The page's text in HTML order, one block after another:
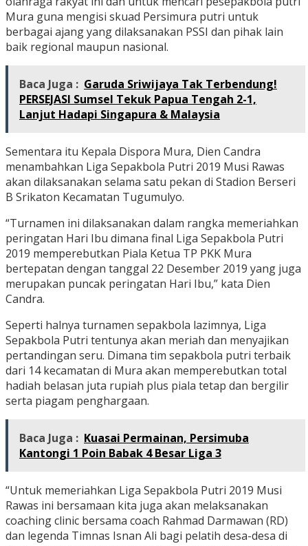
Mura guna mengisi skuad Persimura putri untuk
berbagai ajang yang dilaksanakan PSSI dan pihak lain
baik regional maupun nasional.
Baca Juga : Garuda Sriwijaya Tak Terbendung!
PERSEJASI Sumsel Tekuk Papua Tengah 2-1,
Lanjut Hadapi Singapura & Malaysia
Sementara itu Kepala Dispora Mura, Dien Candra
menambahkan Liga Sepakbola Putri 2019 Musi Rawas
akan dilaksanakan selama satu pekan di Stadion Berseri
B Srikaton Kecamatan Tugumulyo.
“Turnamen ini dilaksanakan dalam rangka memeriahkan
peringatan Hari Ibu dimana final Liga Sepakbola Putri
2019 memperebutkan Piala Ketua TP PKK Mura
bertepatan dengan tanggal 22 Desember 2019 yang juga
merupakan puncak peringatan Hari Ibu,” kata Dien
Candra.
Seperti halnya turnamen sepakbola lazimnya, Liga
Sepakbola Putri tentunya akan meriah dan menyajikan
pertandingan seru. Dimana tim sepakbola putri terbaik
dari 14 kecamatan di Mura akan memperebutkan total
hadiah belasan juta rupiah plus piala tetap dan bergilir
serta piagam penghargaan.
Baca Juga : Kuasai Permainan, Persimuba
Kantongi 1 Poin Babak 4 Besar Liga 3
“Untuk memeriahkan Liga Sepakbola Putri 2019 Musi
Rawas ini bersamaan kita juga akan melaksanakan
coaching clinic bersama coach Rahmad Darmawan (RD)
dan legenda Timnas Isnan Ali bagi pelatih desa-desa di